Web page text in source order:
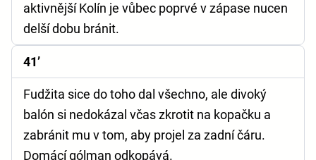
aktivnější Kolín je vůbec poprvé v zápase nucen
delší dobu bránit.
41’
Fudžita sice do toho dal všechno, ale divoký
balón si nedokázal včas zkrotit na kopačku a
zabránit mu v tom, aby projel za zadní čáru.
Domácí gólman odkopává.